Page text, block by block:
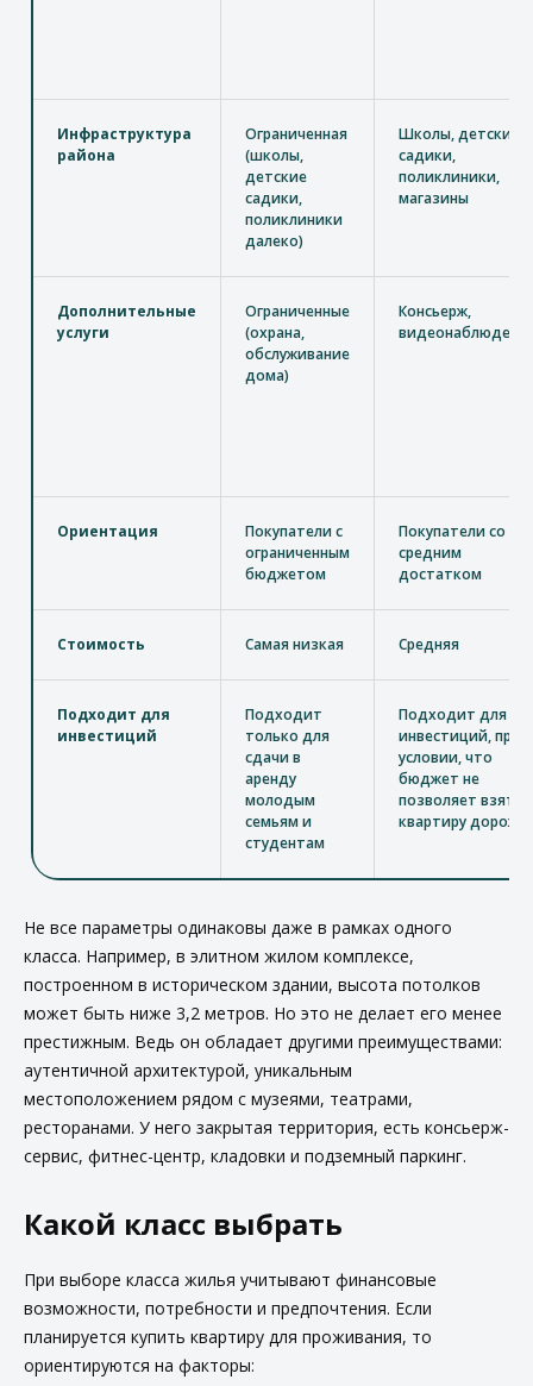
Инфраструктура
района
Ограниченная
(школы,
детские
садики,
поликлиники
далеко)
Школы, детские
садики,
поликлиники,
магазины
Дополнительные
услуги
Ограниченные
(охрана,
обслуживание
дома)
Консьерж,
Ориентация
Покупатели с
ограниченным
бюджетом
Покупатели со
средним
достатком
Стоимость Самая низкая Средняя
Подходит для
инвестиций
Подходит
только для
сдачи в
аренду
молодым
семьям и
студентам
Подходит для
инвестиций, при
условии, что
бюджет не
позволяет взять
квартиру дороже
Не все параметры одинаковы даже в рамках одного
класса. Например, в элитном жилом комплексе,
построенном в историческом здании, высота потолков
может быть ниже 3,2 метров. Но это не делает его менее
престижным. Ведь он обладает другими преимуществами:
аутентичной архитектурой, уникальным
местоположением рядом с музеями, театрами,
ресторанами. У него закрытая территория, есть консьерж-
сервис, фитнес-центр, кладовки и подземный паркинг.
Какой класс выбрать
При выборе класса жилья учитывают финансовые
возможности, потребности и предпочтения. Если
планируется купить квартиру для проживания, то
ориентируются на факторы: